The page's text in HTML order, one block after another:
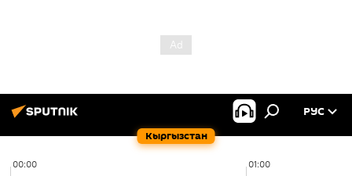
Кыргызстан
РУС
00:00 01:00